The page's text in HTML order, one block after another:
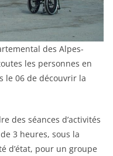
des Alpes-
les personnes en
le 06 de découvrir la
des séances d’activités
3 heures, sous la
d’état, pour un groupe